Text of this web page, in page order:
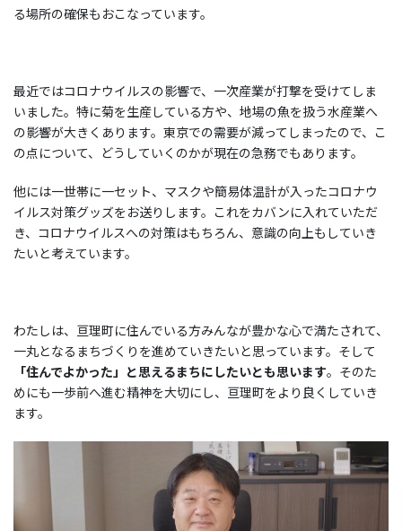
る場所の確保もおこなっています。
最近ではコロナウイルスの影響で、一次産業が打撃を受けてしま
いました。特に菊を生産している方や、地場の魚を扱う水産業へ
の影響が大きくあります。東京での需要が減ってしまったので、こ
の点について、どうしていくのかが現在の急務でもあります。
他には一世帯に一セット、マスクや簡易体温計が入ったコロナウ
イルス対策グッズをお送りします。これをカバンに入れていただ
き、コロナウイルスへの対策はもちろん、意識の向上もしていき
たいと考えています。
わたしは、亘理町に住んでいる方みんなが豊かな心で満たされて、
一丸となるまちづくりを進めていきたいと思っています。そして
「住んでよかった」と思えるまちにしたいとも思います。そのた
めにも一歩前へ進む精神を大切にし、亘理町をより良くしていき
ます。